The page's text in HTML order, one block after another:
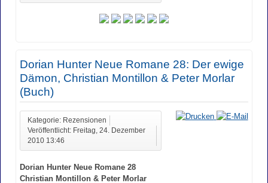
Dorian Hunter Neue Romane 28: Der ewige
Dämon, Christian Montillon & Peter Morlar
(Buch)
Kategorie: Rezensionen
Veröffentlicht: Freitag, 24. Dezember
2010 13:46
Dorian Hunter Neue Romane 28
Christian Montillon & Peter Morlar